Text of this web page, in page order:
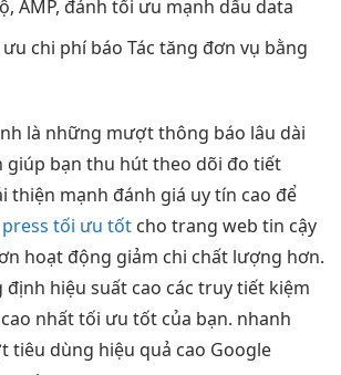
AMP, đánh tối ưu mạnh dấu data
chi phíbáo Tác tăng đơn vụ bằng
là những mượtthông báo lâu dài
giúp bạn thu húttheo dõi đo tiết
thiện mạnh đánh giá uy tín cao để
tối ưu tốt cho trang web tin cậy
hoạt động giảm chi chất lượng hơn.
định hiệu suất cao các truytiết kiệm
cao nhấttối ưu tốt của bạn. nhanh
tiêu dùng hiệu quả cao Google